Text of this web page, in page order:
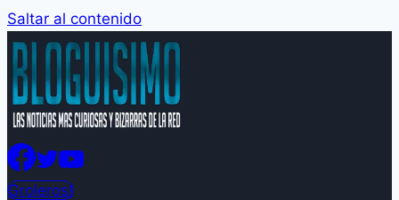
Saltar al contenido
Groleros!